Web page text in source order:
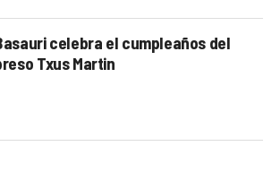
celebra el cumpleaños del
Txus Martin